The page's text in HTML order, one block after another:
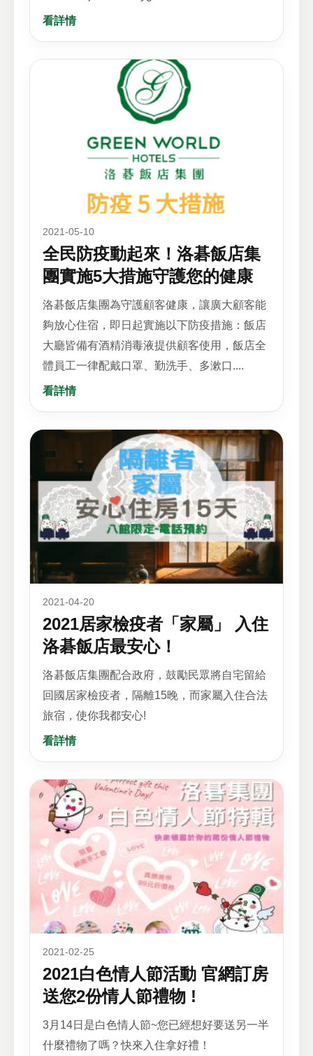
看詳情
2021-05-10
全民防疫動起來！洛碁飯店集
團實施5大措施守護您的健康
洛碁飯店集團為守護顧客健康，讓廣大顧客能
夠放心住宿，即日起實施以下防疫措施：飯店
大廳皆備有酒精消毒液提供顧客使用，飯店全
體員工一律配戴口罩、勤洗手、多漱口....
看詳情
2021-04-20
2021居家檢疫者「家屬」 入住
洛碁飯店最安心！
洛碁飯店集團配合政府，鼓勵民眾將自宅留給
回國居家檢疫者，隔離15晚，而家屬入住合法
旅宿，使你我都安心!
看詳情
2021-02-25
2021白色情人節活動 官網訂房
送您2份情人節禮物 !
3月14日是白色情人節~您已經想好要送另一半
什麼禮物了嗎？快來入住拿好禮！